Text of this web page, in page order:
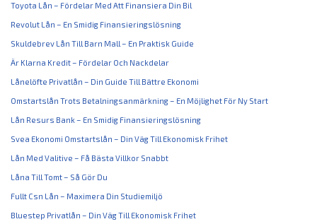
Toyota Lån – Fördelar Med Att Finansiera Din Bil
Revolut Lån – En Smidig Finansieringslösning
Skuldebrev Lån Till Barn Mall – En Praktisk Guide
Är Klarna Kredit – Fördelar Och Nackdelar
Lånelöfte Privatlån – Din Guide Till Bättre Ekonomi
Omstartslån Trots Betalningsanmärkning – En Möjlighet För Ny Start
Lån Resurs Bank – En Smidig Finansieringslösning
Svea Ekonomi Omstartslån – Din Väg Till Ekonomisk Frihet
Lån Med Valitive – Få Bästa Villkor Snabbt
Låna Till Tomt – Så Gör Du
Fullt Csn Lån – Maximera Din Studiemiljö
Bluestep Privatlån – Din Väg Till Ekonomisk Frihet